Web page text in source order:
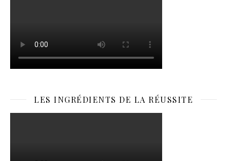
LES INGRÉDIENTS DE LA RÉUSSITE